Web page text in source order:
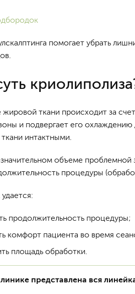
помогает убрать
ткани происходит за
и подвергает его
интактными.
объеме проблемной
процедуры
продолжительность процедуры;
комфорт пациента во время
площадь обработки.
представлена вся